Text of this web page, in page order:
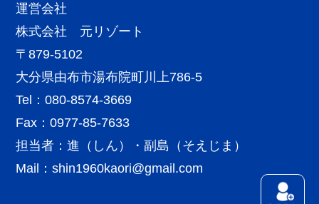
運営会社
株式会社 元リゾート
〒879-5102
大分県由布市湯布院町川上786-5
Tel：080-8574-3669
Fax：0977-85-7633
担当者：進（しん）・副島（そえじま）
Mail：shin1960kaori@gmail.com